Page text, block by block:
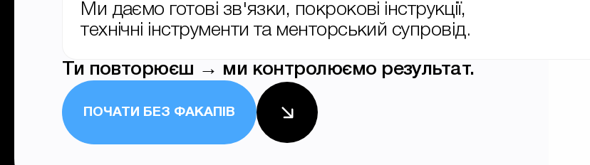
Ми даємо готові зв'язки, покрокові інструкції,
технічні інструменти та менторський супровід.
Ти повторюєш → ми контролюємо результат.
ПОЧАТИ БЕЗ ФАКАПІВ